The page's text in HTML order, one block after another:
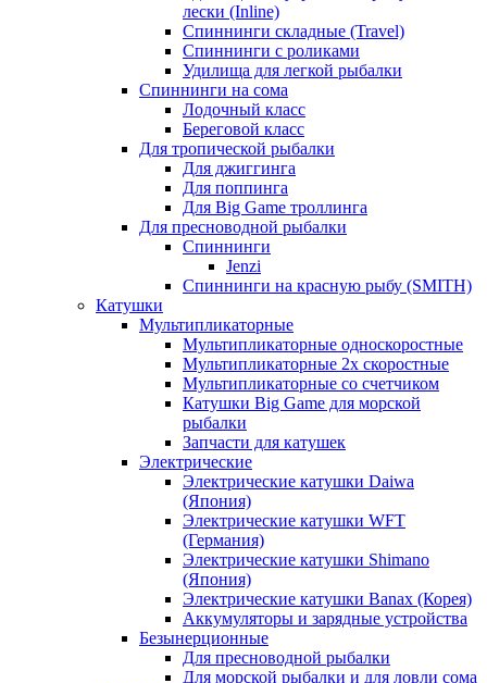
лески (Inline)
Спиннинги складные (Travel)
Спиннинги с роликами
Удилища для легкой рыбалки
Спиннинги на сома
Лодочный класс
Береговой класс
Для тропической рыбалки
Для джиггинга
Для поппинга
Для Big Game троллинга
Для пресноводной рыбалки
Спиннинги
Jenzi
Спиннинги на красную рыбу (SMITH)
Катушки
Мультипликаторные
Мультипликаторные односкоростные
Мультипликаторные 2х скоростные
Мультипликаторные со счетчиком
Катушки Big Game для морской
рыбалки
Запчасти для катушек
Электрические
Электрические катушки Daiwa
(Япония)
Электрические катушки WFT
(Германия)
Электрические катушки Shimano
(Япония)
Электрические катушки Banax (Корея)
Аккумуляторы и зарядные устройства
Безынерционные
Для пресноводной рыбалки
Для морской рыбалки и для ловли сома